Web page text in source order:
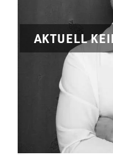
AKTUELL